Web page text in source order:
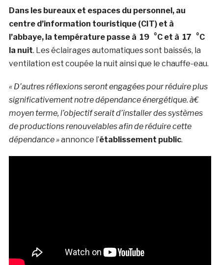
Dans les bureaux et espaces du personnel, au
centre d’information touristique (CIT) et à
l’abbaye, la température passe à 19 °C et à 17 °C
la nuit. Les éclairages automatiques sont baissés, la
ventilation est coupée la nuit ainsi que le chauffe-eau.
« D’autres réflexions seront engagées pour réduire plus
significativement notre dépendance énergétique. à€
moyen terme, l’objectif serait d’installer des systèmes
de productions renouvelables afin de réduire cette
dépendance »annonce l’établissement public.